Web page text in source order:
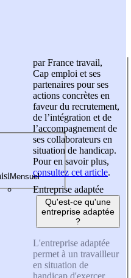
par France travail,
Cap emploi et ses
partenaires pour ses
actions concrètes en
faveur du recrutement,
de l’intégration et de
l’accompagnement de
ses collaborateurs en
situation de handicap.
Pour en savoir plus,
consultez cet article.
Entreprise adaptée
Qu'est-ce qu'une
entreprise adaptée
?
L'entreprise adaptée
permet à un travailleur
en situation de
handicap d'exercer